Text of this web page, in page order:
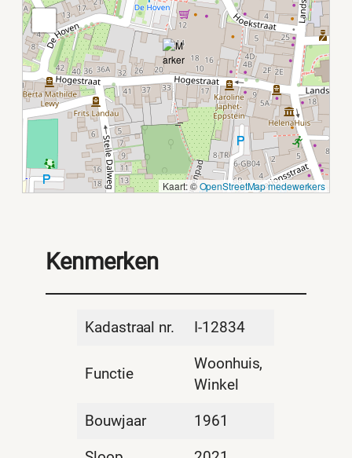
Kaart: ©OpenStreetMap medewerkers
Kenmerken
Kadastraal nr. I-12834
Functie
Woonhuis,
Winkel
Bouwjaar 1961